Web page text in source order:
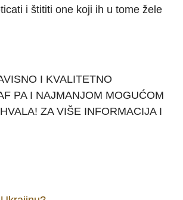
i štititi one koji ih u tome žele
I KVALITETNO
PA I NAJMANJOM MOGUĆOM
ZA VIŠE INFORMACIJA I